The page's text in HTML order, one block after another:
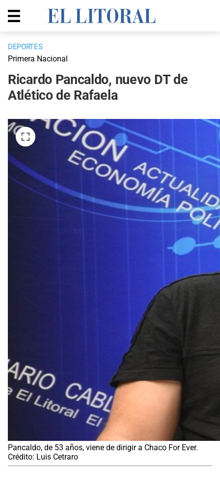
DEPORTES
Primera Nacional
Ricardo Pancaldo, nuevo DT de
Atlético de Rafaela
Pancaldo, de 53 años, viene de dirigir a Chaco For Ever.
Crédito: Luis Cetraro